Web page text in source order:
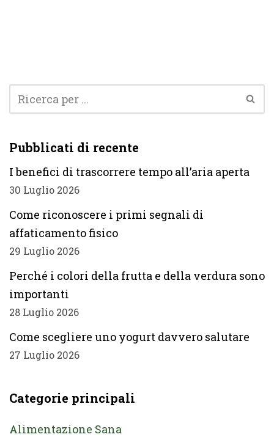
Pubblicati di recente
I benefici di trascorrere tempo all’aria aperta
30 Luglio 2026
Come riconoscere i primi segnali di
affaticamento fisico
29 Luglio 2026
Perché i colori della frutta e della verdura sono
importanti
28 Luglio 2026
Come scegliere uno yogurt davvero salutare
27 Luglio 2026
Categorie principali
Alimentazione Sana